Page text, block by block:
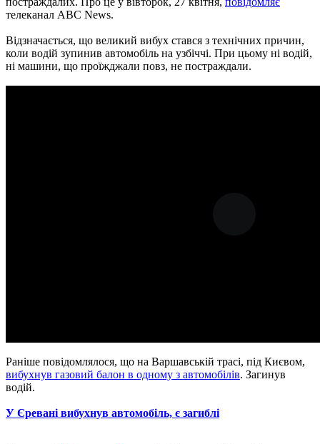
телеканал ABC News.
Відзначається, що великий вибух стався з технічних причин,
коли водій зупинив автомобіль на узбіччі. При цьому ні водій,
ні машини, що проїжджали повз, не постраждали.
Раніше повідомлялося, що на Варшавській трасі, під Києвом,
вибухнув газовий балон в одному з автомобілів. Загинув
водій.
У Єревані вибухнув автомобіль, є загиблі